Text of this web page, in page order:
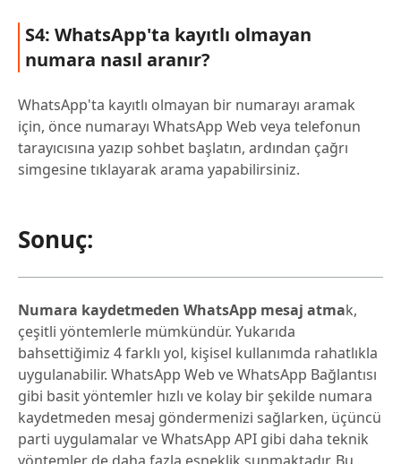
S4: WhatsApp'ta kayıtlı olmayan
numara nasıl aranır?
WhatsApp'ta kayıtlı olmayan bir numarayı aramak
için, önce numarayı WhatsApp Web veya telefonun
tarayıcısına yazıp sohbet başlatın, ardından çağrı
simgesine tıklayarak arama yapabilirsiniz.
Sonuç:
Numara kaydetmeden WhatsApp mesaj atmak,
çeşitli yöntemlerle mümkündür. Yukarıda
bahsettiğimiz 4 farklı yol, kişisel kullanımda rahatlıkla
uygulanabilir. WhatsApp Web ve WhatsApp Bağlantısı
gibi basit yöntemler hızlı ve kolay bir şekilde numara
kaydetmeden mesaj göndermenizi sağlarken, üçüncü
parti uygulamalar ve WhatsApp API gibi daha teknik